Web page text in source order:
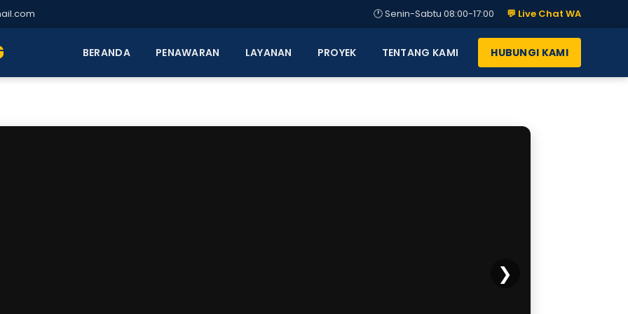
🕐 Senin-Sabtu 08:00-17:00 💬 Live Chat WA
BERANDA PENAWARAN LAYANAN PROYEK TENTANG KAMI HUBUNGI KAMI
❯